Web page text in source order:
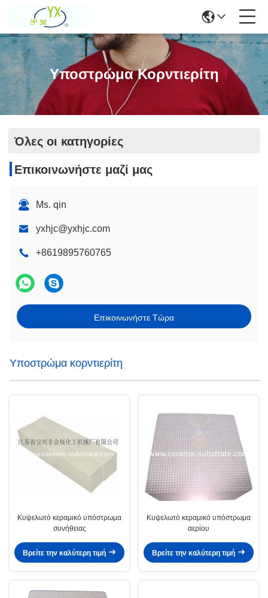
Υποστρώμα Κορντιερίτη
Όλες οι κατηγορίες
Επικοινωνήστε μαζί μας
Ms. qin
yxhjc@yxhjc.com
+8619895760765
Επικοινωνήστε Τώρα
Υποστρώμα κορντιερίτη
Κυψελωτό κεραμικό υπόστρωμα
συνήθειας
Βρείτε την καλύτερη τιμή
Κυψελωτό κεραμικό υπόστρωμα
αερίου
Βρείτε την καλύτερη τιμή